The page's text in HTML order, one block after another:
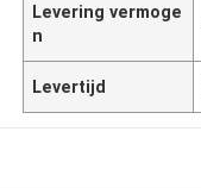
Levering vermoge
n
Levertijd